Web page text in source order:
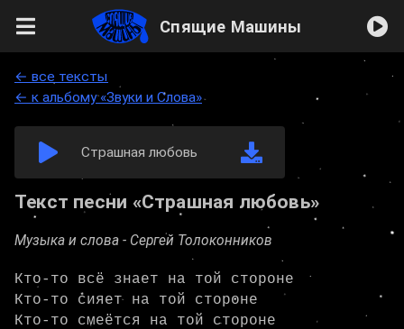
Спящие Машины
← все тексты
← к альбому «Звуки и Слова»
Страшная любовь
Текст песни «Страшная любовь»
Музыка и слова - Сергей Толоконников
Кто-то всё знает на той стороне
Кто-то сияет на той стороне
Кто-то смеётся на той стороне